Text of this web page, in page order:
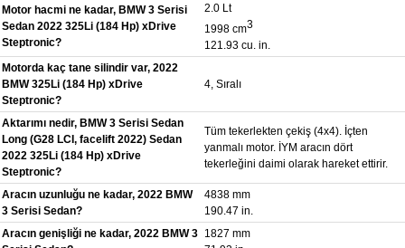
Motor hacmi ne kadar, BMW 3 Serisi
Sedan 2022 325Li (184 Hp) xDrive
Steptronic?
2.0 Lt
1998 cm3
121.93 cu. in.
Motorda kaç tane silindir var, 2022
BMW 325Li (184 Hp) xDrive
Steptronic?
4, Sıralı
Aktarımı nedir, BMW 3 Serisi Sedan
Long (G28 LCI, facelift 2022) Sedan
2022 325Li (184 Hp) xDrive
Steptronic?
Tüm tekerlekten çekiş (4x4). İçten
yanmalı motor. İYM aracın dört
tekerleğini daimi olarak hareket ettirir.
Aracın uzunluğu ne kadar, 2022 BMW
3 Serisi Sedan?
4838 mm
190.47 in.
Aracın genişliği ne kadar, 2022 BMW 3 1827 mm